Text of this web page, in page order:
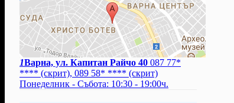
1Варна, ул. Капитан Райчо 40 087 77*
**** (скрит), 089 58* **** (скрит)
Понеделник - Събота: 10:30 - 19:00ч.